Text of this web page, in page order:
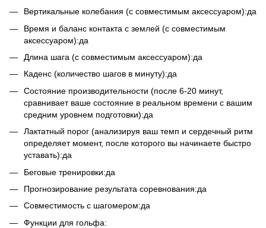
Вертикальные колебания (с совместимым аксессуаром):да
Время и баланс контакта с землей (с совместимым
аксессуаром):да
Длина шага (с совместимым аксессуаром):да
Каденс (количество шагов в минуту):да
Состояние производительности (после 6-20 минут,
сравнивает ваше состояние в реальном времени с вашим
средним уровнем подготовки):да
Лактатный порог (анализируя ваш темп и сердечный ритм
определяет момент, после которого вы начинаете быстро
уставать):да
Беговые тренировки:да
Прогнозирование результата соревнования:да
Совместимость с шагомером:да
Функции для гольфа: